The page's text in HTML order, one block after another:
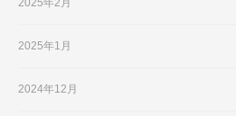
2025年1月
2024年12月